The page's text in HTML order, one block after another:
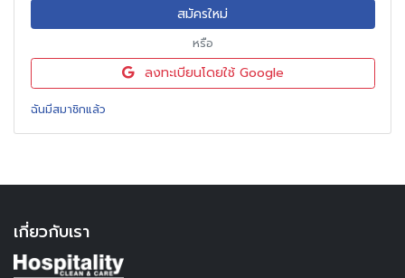
สมัครใหม่
หรือ
ลงทะเบียนโดยใช้ Google
ฉันมีสมาชิกแล้ว
เกี่ยวกับเรา